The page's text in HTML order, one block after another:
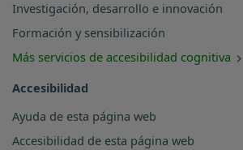
Investigación, desarrollo e innovación
Formación y sensibilización
Más servicios de accesibilidad cognitiva
Accesibilidad
Ayuda de esta página web
Accesibilidad de esta página web